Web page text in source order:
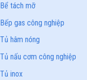
Bể tách mỡ
Bếp gas công nghiệp
Tủ hâm nóng
Tủ nấu cơm công nghiệp
Tủ inox